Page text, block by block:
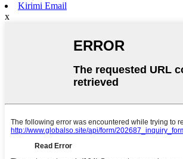
Kirimi Email
x